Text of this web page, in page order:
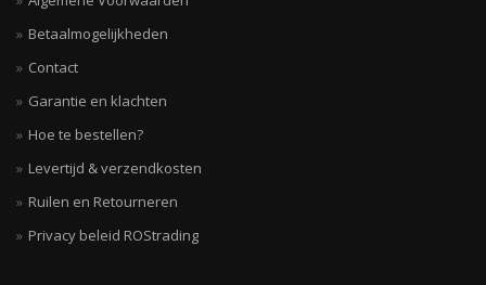
Betaalmogelijkheden
Contact
Garantie en klachten
Hoe te bestellen?
Levertijd & verzendkosten
Ruilen en Retourneren
Privacy beleid ROStrading